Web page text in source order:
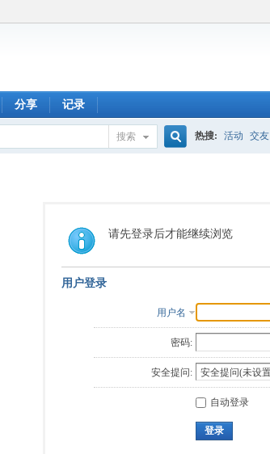
分享 记录
搜索
索
热搜: 活动 交友
请先登录后才能继续浏览
用户登录
用户名
密码:
安全提问:
自动登录
登录